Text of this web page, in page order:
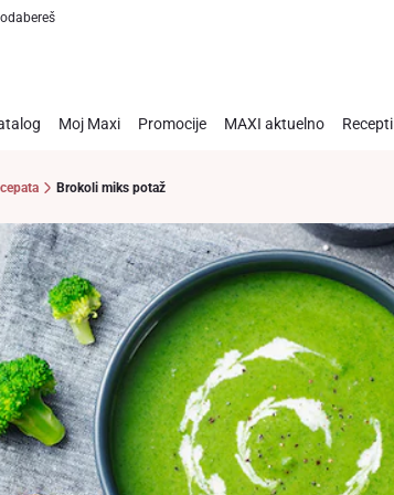
Moj Maxi Promocije MAXI aktuelno Recepti
Brokoli miks potaž